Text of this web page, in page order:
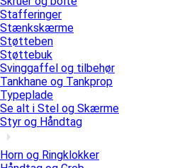
Stafferinger
Stænkskærme
Støtteben
Støttebuk
Svinggaffel og tilbehør
Tankhane og Tankprop
Typeplade
Se alt i Stel og Skærme
Styr og Håndtag
Horn og Ringklokker